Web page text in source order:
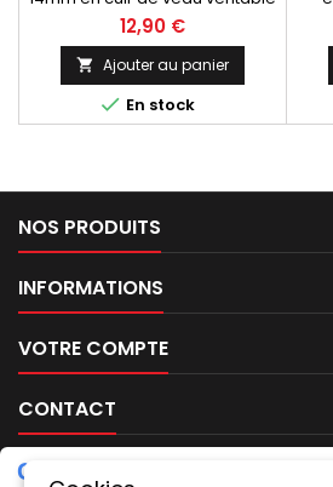
pleine fleur Aniline Golf.
Fabrication Artisanale, Made In
Spain
12,90 €
 Ajouter au panier
 En stock
NOS PRODUITS
INFORMATIONS
VOTRE COMPTE
CONTACT
G